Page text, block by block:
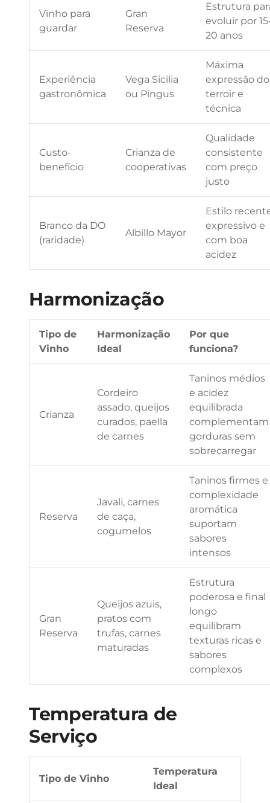
Vinho para
guardar
Gran
Reserva
Estrutura
evoluir por
20 anos
Experiência
gastronômica
Vega Sicilia
ou Pingus
Máxima
expressão do
terroir e
técnica
Custo-
benefício
Crianza de
cooperativas
Qualidade
consistente
com preço
justo
Branco da DO
(raridade)
Albillo Mayor
Estilo
expressivo e
com boa
acidez
Harmonização
Tipo de
Vinho
Harmonização
Ideal
Por que
funciona?
Crianza
Cordeiro
assado, queijos
curados, paella
de carnes
Taninos médios
e acidez
equilibrada
complementam
gorduras sem
sobrecarregar
Reserva
Javali, carnes
de caça,
cogumelos
Taninos firmes e
complexidade
aromática
suportam
sabores
intensos
Gran
Reserva
Queijos azuis,
pratos com
trufas, carnes
maturadas
Estrutura
poderosa e final
longo
equilibram
texturas ricas e
sabores
complexos
Temperatura de
Serviço
Tipo de Vinho
Temperatura
Ideal